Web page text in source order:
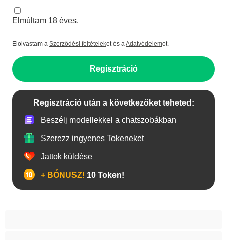
Elmúltam 18 éves.
Elolvastam a Szerződési feltételeket és aAdatvédelemot.
Regisztráció
Regisztráció után a következőket teheted:
Beszélj modellekkel a chatszobákban
Szerezz ingyenes Tokeneket
Jattok küldése
+ BÓNUSZ! 10 Token!